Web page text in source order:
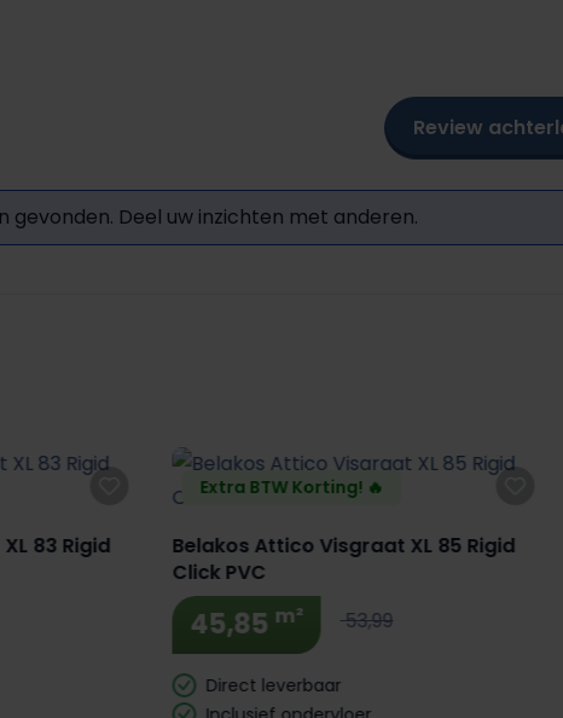
Review
gevonden. Deel uw inzichten met anderen.
83 Rigid
Extra BTW Korting! 🔥
Belakos Attico Visgraat XL 85 Rigid
Click PVC
45,85 m² 53,99
Direct leverbaar